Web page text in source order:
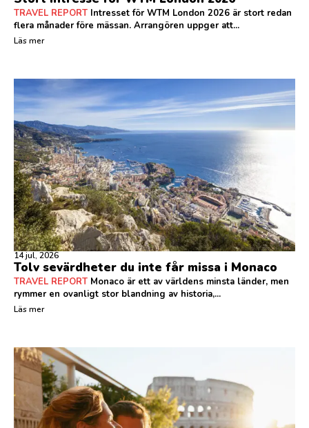
TRAVEL REPORT Intresset för WTM London 2026 är stort redan
flera månader före mässan. Arrangören uppger att...
Läs mer
14 jul, 2026
Tolv sevärdheter du inte får missa i Monaco
TRAVEL REPORT Monaco är ett av världens minsta länder, men
rymmer en ovanligt stor blandning av historia,...
Läs mer